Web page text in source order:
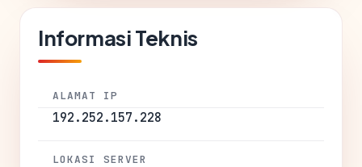
Informasi Teknis
ALAMAT IP
192.252.157.228
LOKASI SERVER